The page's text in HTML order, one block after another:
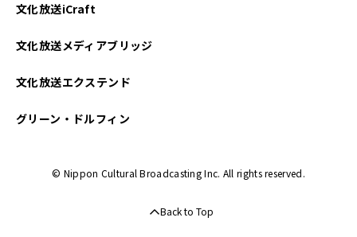
文化放送iCraft
文化放送メディアブリッジ
文化放送エクステンド
グリーン・ドルフィン
© Nippon Cultural Broadcasting Inc. All rights reserved.
Back to Top